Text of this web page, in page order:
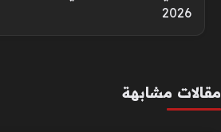
2026
مقالات مشابهة